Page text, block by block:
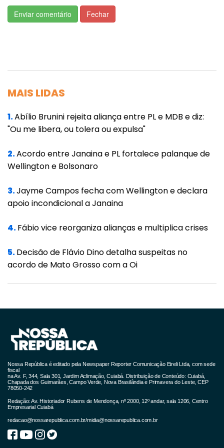
dos pilares fundamentais para relações mais
equilibradas, pois permite que cada indivíduo
com outra pessoa.
Falta de diálogo é um dos maiores desafios
Outro ponto destacado pela especialista é a
Para ela, muitos conflitos poderiam ser
ouvir, compreender e negociar expectativas.
ouvir. Muitas pessoas não têm maturidade
ou para conversar sobre temas delicados
Priscila ressalta que relacionamentos
saudáveis exigem alinhamento de valores,
objetivos e expectativas. Quando cada
não há diálogo sobre essas diferenças, o
desgaste tende a aumentar.
A psicóloga também chama atenção para
um aspecto frequentemente ignorado: a
influência das experiências da infância nas
Enviar comentário Fechar
MAIS LIDAS
1.Abílio Brunini rejeita aliança entre PL e MDB e diz:
"Ou me libera, ou tolera ou expulsa"
2.Acordo entre Janaina e PL fortalece palanque de
Wellington e Bolsonaro
3.Jayme Campos fecha com Wellington e declara
apoio incondicional a Janaina
4.Fábio vice reorganiza alianças e multiplica crises
5.Decisão de Flávio Dino detalha suspeitas no
acordo de Mato Grosso com a Oi
Nossa República é editado pela Newspaper Reporter Comunicação Eireli Ltda, com sede
fiscal
na Av. F, 344, Sala 301, Jardim Aclimação, Cuiabá. Distribuição de Conteúdo: Cuiabá,
Chapada dos Guimarães, Campo Verde, Nova Brasilândia e Primavera do Leste, CEP
78050-242
Redação: Av. Historiador Rubens de Mendonça, nº 2000, 12º andar, sala 1206, Centro
Empresarial Cuiabá
redacao@nossarepublica.com.br/midia@nossarepublica.com.br